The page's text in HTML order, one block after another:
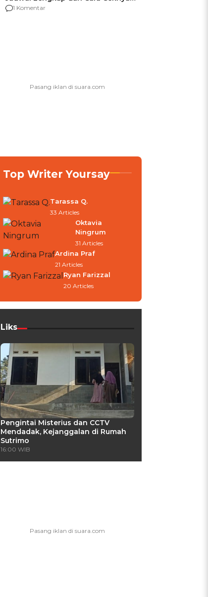
agar Dana Tidak Hangus!
1 Komentar
Top Writer Yoursay
Tarassa Q.
33 Articles
Oktavia
Ningrum
31 Articles
Ardina Praf
21 Articles
Ryan Farizzal
20 Articles
Liks
Pengintai Misterius dan CCTV
Mendadak, Kejanggalan di Rumah
Sutrimo
16:00 WIB